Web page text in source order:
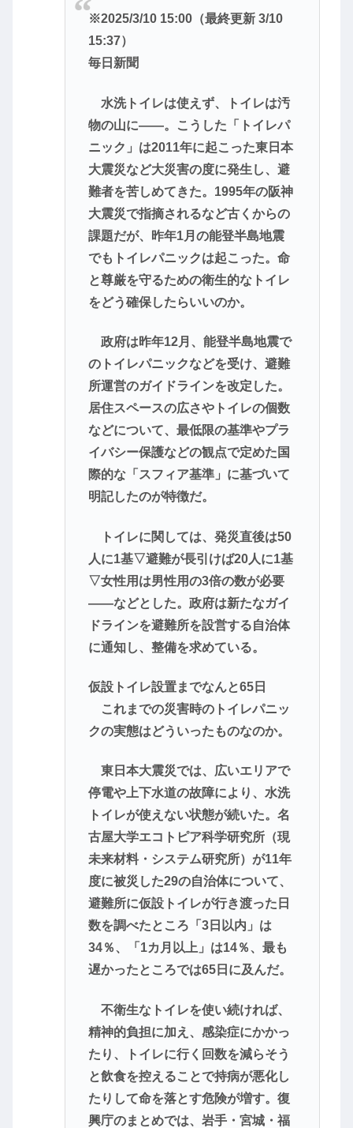
※2025/3/10 15:00（最終更新 3/10
15:37）
毎日新聞
水洗トイレは使えず、トイレは汚
物の山に――。こうした「トイレパ
ニック」は2011年に起こった東日本
大震災など大災害の度に発生し、避
難者を苦しめてきた。1995年の阪神
大震災で指摘されるなど古くからの
課題だが、昨年1月の能登半島地震
でもトイレパニックは起こった。命
と尊厳を守るための衛生的なトイレ
をどう確保したらいいのか。
政府は昨年12月、能登半島地震で
のトイレパニックなどを受け、避難
所運営のガイドラインを改定した。
居住スペースの広さやトイレの個数
などについて、最低限の基準やプラ
イバシー保護などの観点で定めた国
際的な「スフィア基準」に基づいて
明記したのが特徴だ。
トイレに関しては、発災直後は50
人に1基▽避難が長引けば20人に1基
▽女性用は男性用の3倍の数が必要
――などとした。政府は新たなガイ
ドラインを避難所を設営する自治体
に通知し、整備を求めている。
仮設トイレ設置までなんと65日
これまでの災害時のトイレパニッ
クの実態はどういったものなのか。
東日本大震災では、広いエリアで
停電や上下水道の故障により、水洗
トイレが使えない状態が続いた。名
古屋大学エコトピア科学研究所（現
未来材料・システム研究所）が11年
度に被災した29の自治体について、
避難所に仮設トイレが行き渡った日
数を調べたところ「3日以内」は
34％、「1カ月以上」は14％、最も
遅かったところでは65日に及んだ。
不衛生なトイレを使い続ければ、
精神的負担に加え、感染症にかかっ
たり、トイレに行く回数を減らそう
と飲食を控えることで持病が悪化し
たりして命を落とす危険が増す。復
興庁のまとめでは、岩手・宮城・福